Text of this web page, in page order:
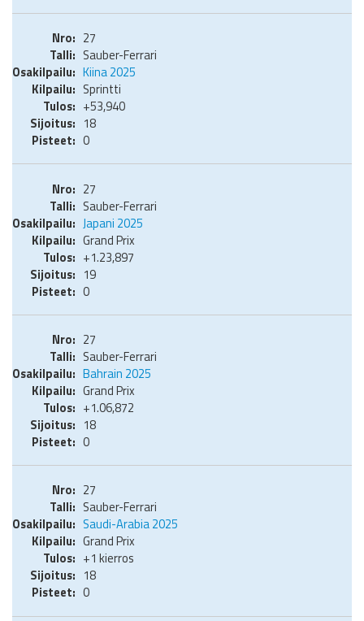
27
Sauber-Ferrari
Kiina 2025
Sprintti
+53,940
18
0
27
Sauber-Ferrari
Japani 2025
Grand Prix
+1.23,897
19
0
27
Sauber-Ferrari
Bahrain 2025
Grand Prix
+1.06,872
18
0
27
Sauber-Ferrari
Saudi-Arabia 2025
Grand Prix
+1 kierros
18
0